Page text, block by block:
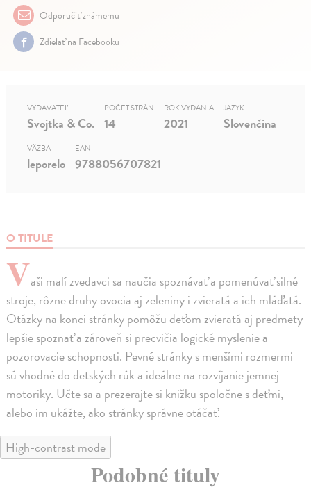
Odporučiť známemu
Zdielať na Facebooku
O TITULE
Vaši malí zvedavci sa naučia spoznávať a pomenúvať silné
stroje, rôzne druhy ovocia aj zeleniny i zvieratá a ich mláďatá.
Otázky na konci stránky pomôžu deťom zvieratá aj predmety
lepšie spoznať a zároveň si precvičia logické myslenie a
pozorovacie schopnosti. Pevné stránky s menšími rozmermi
sú vhodné do detských rúk a ideálne na rozvíjanie jemnej
motoriky. Učte sa a prezerajte si knižku spoločne s deťmi,
alebo im ukážte, ako stránky správne otáčať.
VYDAVATEĽ
Svojtka & Co.
POČET STRÁN
14
ROK VYDANIA
2021
JAZYK
Slovenčina
VÄZBA
leporelo
EAN
9788056707821
High-contrast mode
Podobné tituly